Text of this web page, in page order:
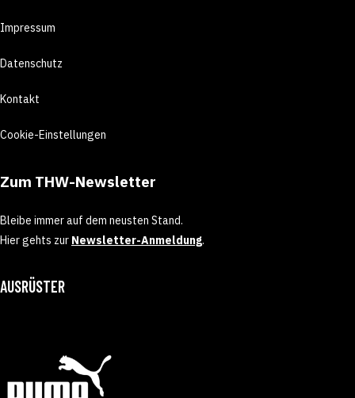
Impressum
Datenschutz
Kontakt
Cookie-Einstellungen
Zum THW-Newsletter
Bleibe immer auf dem neusten Stand.
Hier gehts zur Newsletter-Anmeldung.
AUSRÜSTER